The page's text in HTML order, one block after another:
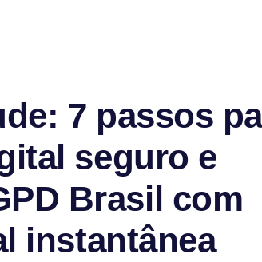
7 passos
seguro e
Brasil com
instantânea